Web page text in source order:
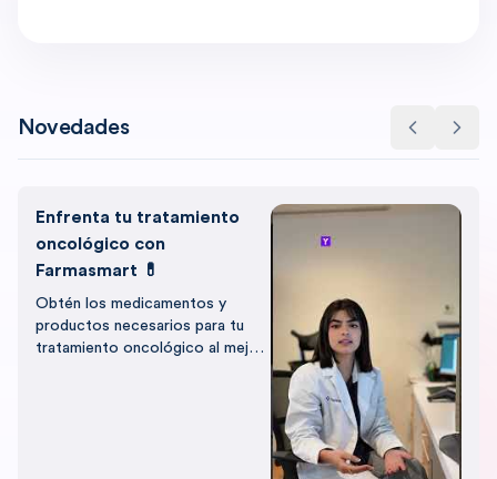
Novedades
Enfrenta tu tratamiento
oncológico con
Farmasmart 💊
Obtén los medicamentos y
productos necesarios para tu
tratamiento oncológico al mejor